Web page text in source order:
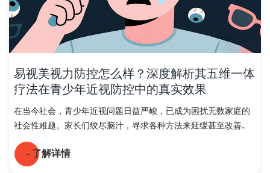
易视美视力防控怎么样？深度解析其五维一体
疗法在青少年近视防控中的真实效果
在当今社会，青少年近视问题日益严峻，已成为困扰无数家庭的
社会性难题。家长们绞尽脑汁，寻求各种方法来延缓甚至改善...
- 了解详情